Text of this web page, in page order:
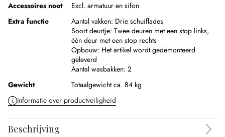
Accessoires noot
Excl. armatuur en sifon
Extra functie
Aantal vakken: Drie schuiflades
Soort deurtje: Twee deuren met een stop links,
één deur met een stop rechts
Opbouw: Het artikel wordt gedemonteerd
geleverd
Aantal wasbakken: 2
Gewicht
Totaalgewicht ca. 84 kg
Informatie over productveiligheid
Beschrijving